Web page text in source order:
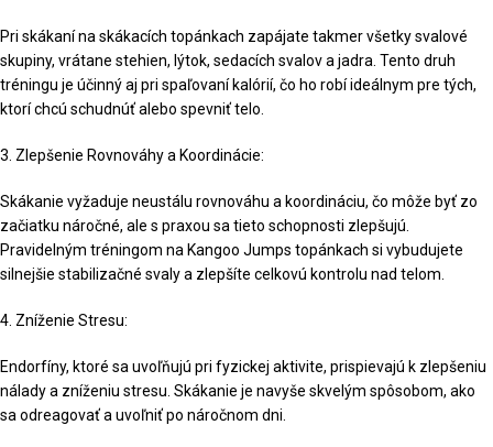
Pri skákaní na skákacích topánkach zapájate takmer všetky svalové
skupiny, vrátane stehien, lýtok, sedacích svalov a jadra. Tento druh
tréningu je účinný aj pri spaľovaní kalórií, čo ho robí ideálnym pre tých,
ktorí chcú schudnúť alebo spevniť telo.
3. Zlepšenie Rovnováhy a Koordinácie:
Skákanie vyžaduje neustálu rovnováhu a koordináciu, čo môže byť zo
začiatku náročné, ale s praxou sa tieto schopnosti zlepšujú.
Pravidelným tréningom na Kangoo Jumps topánkach si vybudujete
silnejšie stabilizačné svaly a zlepšíte celkovú kontrolu nad telom.
4. Zníženie Stresu:
Endorfíny, ktoré sa uvoľňujú pri fyzickej aktivite, prispievajú k zlepšeniu
nálady a zníženiu stresu. Skákanie je navyše skvelým spôsobom, ako
sa odreagovať a uvoľniť po náročnom dni.